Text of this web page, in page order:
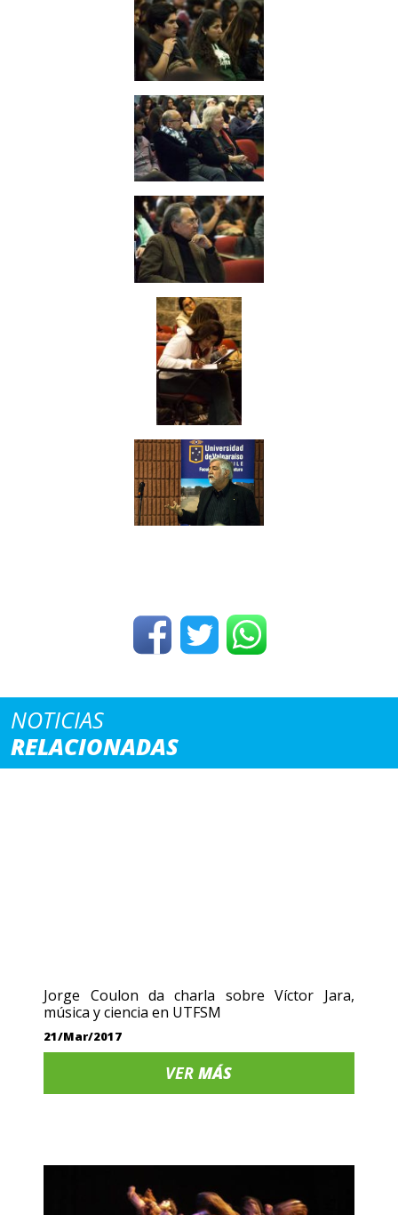
NOTICIAS
RELACIONADAS
Jorge Coulon da charla sobre Víctor Jara,
música y ciencia en UTFSM
21/Mar/2017
VERMÁS